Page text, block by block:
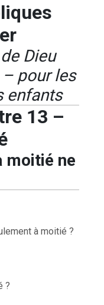
Dieu
pour les
enfants
13 –
moitié ne
à moitié ?
?